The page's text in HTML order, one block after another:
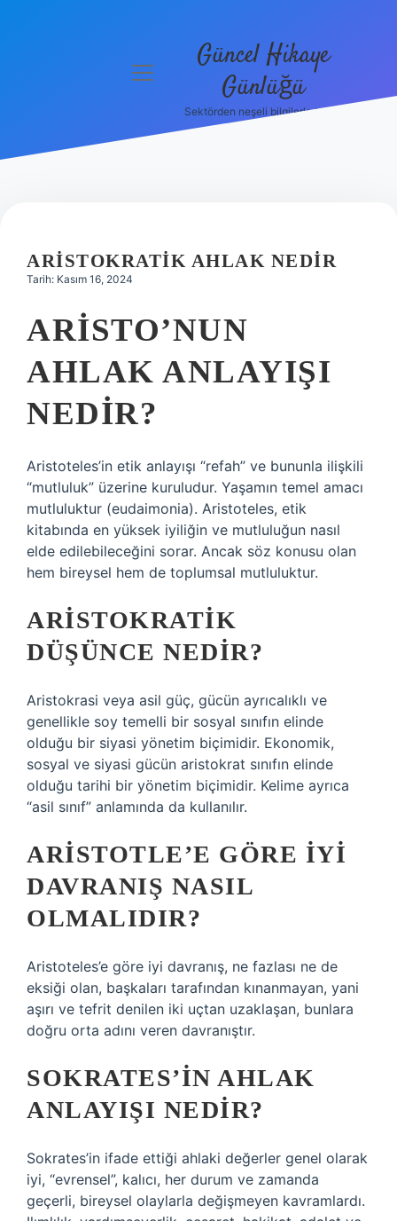
Hakkımızda
menüyü
Güncel Hikaye
Günlüğü
Sektörden neşeli bilgilerle tanış!
ARISTOKRATIK AHLAK NEDIR
Tarih: Kasım 16, 2024
ARISTO’NUN
AHLAK ANLAYIŞI
NEDIR?
Aristoteles’in etik anlayışı “refah” ve bununla ilişkili
“mutluluk” üzerine kuruludur. Yaşamın temel amacı
mutluluktur (eudaimonia). Aristoteles, etik
kitabında en yüksek iyiliğin ve mutluluğun nasıl
elde edilebileceğini sorar. Ancak söz konusu olan
hem bireysel hem de toplumsal mutluluktur.
ARISTOKRATIK
DÜŞÜNCE NEDIR?
Aristokrasi veya asil güç, gücün ayrıcalıklı ve
genellikle soy temelli bir sosyal sınıfın elinde
olduğu bir siyasi yönetim biçimidir. Ekonomik,
sosyal ve siyasi gücün aristokrat sınıfın elinde
olduğu tarihi bir yönetim biçimidir. Kelime ayrıca
“asil sınıf” anlamında da kullanılır.
ARISTOTLE’E GÖRE IYI
DAVRANIŞ NASIL
OLMALIDIR?
Aristoteles’e göre iyi davranış, ne fazlası ne de
eksiği olan, başkaları tarafından kınanmayan, yani
aşırı ve tefrit denilen iki uçtan uzaklaşan, bunlara
doğru orta adını veren davranıştır.
SOKRATES’IN AHLAK
ANLAYIŞI NEDIR?
Sokrates’in ifade ettiği ahlaki değerler genel olarak
iyi, “evrensel”, kalıcı, her durum ve zamanda
geçerli, bireysel olaylarla değişmeyen kavramlardı.